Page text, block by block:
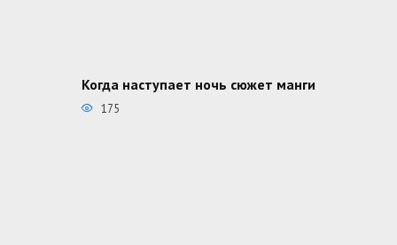
Когда наступает ночь сюжет манги
175